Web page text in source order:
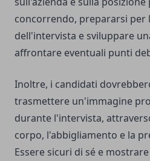
concorrendo, prepararsi per
dell'intervista e sviluppare
affrontare eventuali punti
Inoltre, i candidati
trasmettere un'immagine
durante l'intervista,
corpo, l'abbigliamento e la
Essere sicuri di sé e